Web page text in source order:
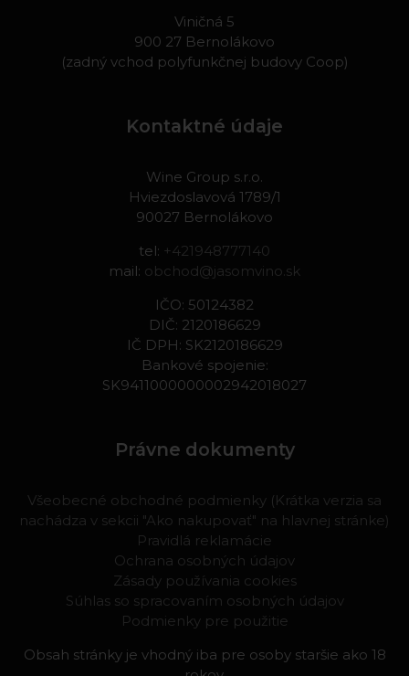
Viničná 5
900 27 Bernolákovo
(zadný vchod polyfunkčnej budovy Coop)
Kontaktné údaje
Wine Group s.r.o.
Hviezdoslavová 1789/1
90027 Bernolákovo
tel: +421948777140
mail: obchod@jasomvino.sk
IČO: 50124382
DIČ: 2120186629
IČ DPH: SK2120186629
Bankové spojenie:
SK9411000000002942018027
Právne dokumenty
Všeobecné obchodné podmienky (Krátka verzia sa
nachádza v sekcii "Ako nakupovať" na hlavnej stránke)
Pravidlá reklamácie
Ochrana osobných údajov
Zásady používania cookies
Súhlas so spracovaním osobných údajov
Podmienky pre použitie
Obsah stránky je vhodný iba pre osoby staršie ako 18